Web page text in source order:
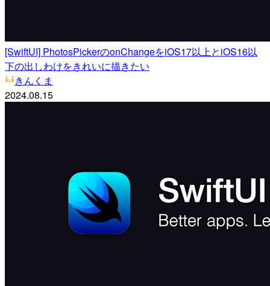
[SwiftUI] PhotosPickerのonChangeをiOS17以上とiOS16以
下の出しわけをきれいに描きたい
きんくま
2024.08.15